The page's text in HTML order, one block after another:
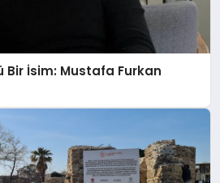
Bir İsim: Mustafa Furkan